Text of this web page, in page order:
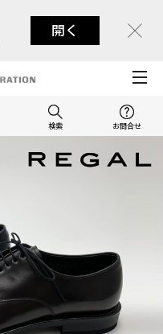
開く
検索 お問合せ